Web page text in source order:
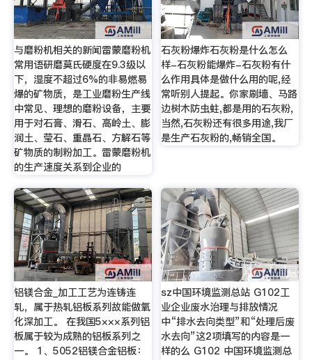
与磨粉机相关的新闻雷蒙磨粉机
常用语研磨莫氏硬度在9.3级以
下，湿度不超过6%的非易燃易
爆的矿物质，是工业磨粉生产线
中常见、理想的磨粉设备，主要
用于对石膏、滑石、高岭土、膨
润土、莹石、重晶石、方解石等
矿物质的制粉加工。雷蒙磨粉机
的生产速度关系到企业的
石灰粉爆炸石灰粉是什么怎么
样-石灰粉能爆炸-石灰粉有什
么作用具体是做什么用的呢,经
常听别人提起。你家刷墙、马路
边树木防虫蛀,都是用的石灰粉,
当然,石灰粉还有很多用途,我厂
是生产石灰粉的,畅销全国。
铝镁合金_加工工艺为连铸连
轧，属于热轧铝板系列故能做氧
化深加工。 在我国5×××系列铝
板属于较为成熟的铝板系列之
一。 1、5052铝镁合金铝板：
sz中国环境监测总站 G102工
业企业废水治理与排放情况
中“排水去向类型”和“处理后废
水去向”这2项填写的内容是一
样的么 G102 中国环境监测总